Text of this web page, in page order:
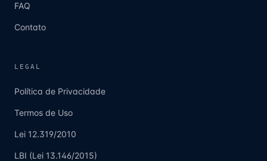
FAQ
Contato
LEGAL
Política de Privacidade
Termos de Uso
Lei 12.319/2010
LBI (Lei 13.146/2015)